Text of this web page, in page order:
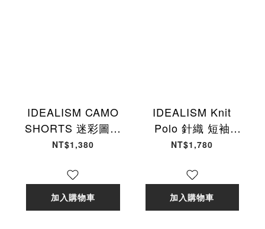
IDEALISM CAMO
SHORTS 迷彩圖紋
膝下球褲 休閒 短褲
貨]
NT$1,380
加入購物車
IDEALISM Knit
Polo 針織 短袖
POLO衫 黑色 ID-
NT$1,780
加入購物車